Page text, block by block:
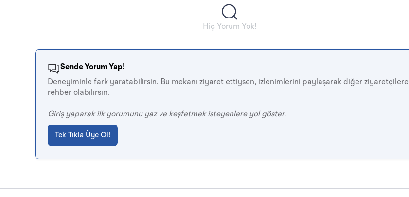
Hiç Yorum Yok!
Sende Yorum Yap!
Deneyiminle fark yaratabilirsin. Bu mekanı ziyaret ettiysen, izlenimlerini paylaşarak diğer ziyaretçilere
rehber olabilirsin.
Giriş yaparak ilk yorumunu yaz ve keşfetmek isteyenlere yol göster.
Tek Tıkla Üye Ol!